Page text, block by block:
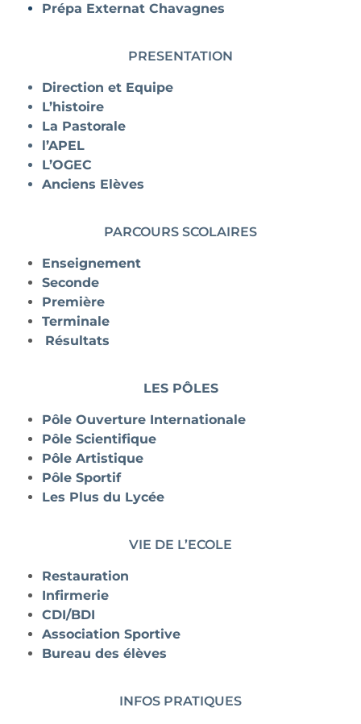
Prépa Externat Chavagnes
PRESENTATION
Direction et Equipe
L’histoire
La Pastorale
l’APEL
L’OGEC
Anciens Elèves
PARCOURS SCOLAIRES
Enseignement
Seconde
Première
Terminale
Résultats
LES PÔLES
Pôle Ouverture Internationale
Pôle Scientifique
Pôle Artistique
Pôle Sportif
Les Plus du Lycée
VIE DE L’ECOLE
Restauration
Infirmerie
CDI/BDI
Association Sportive
Bureau des élèves
INFOS PRATIQUES